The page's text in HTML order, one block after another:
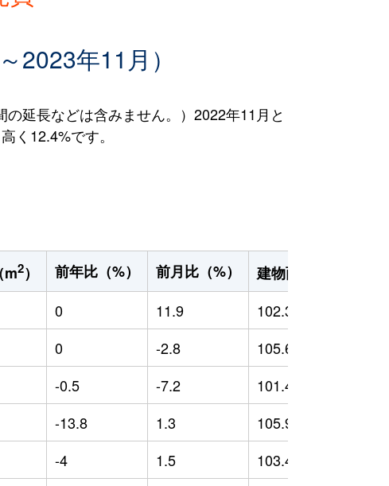
2023年11月）
延長などは含みません。）2022年11月と
く12.4%です。
m2） 前年比（%） 前月比（%） 建物面積（m
0 11.9 102.39
0 -2.8 105.65
-0.5 -7.2 101.41
-13.8 1.3 105.9
-4 1.5 103.42